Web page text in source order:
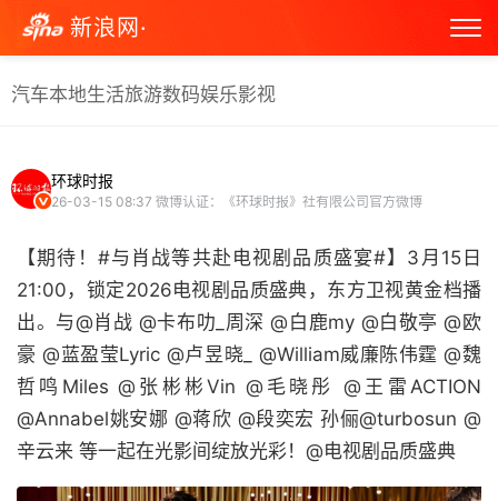
新浪网·
汽车本地生活旅游数码娱乐影视
环球时报
26-03-15 08:37 微博认证：《环球时报》社有限公司官方微博
【期待！#与肖战等共赴电视剧品质盛宴#】3月15日
21:00，锁定2026电视剧品质盛典，东方卫视黄金档播
出。与@肖战 @卡布叻_周深 @白鹿my @白敬亭 @欧
豪 @蓝盈莹Lyric @卢昱晓_ @William威廉陈伟霆 @魏
哲鸣Miles @张彬彬Vin @毛晓彤 @王雷ACTION
@Annabel姚安娜 @蒋欣 @段奕宏 孙俪@turbosun @
辛云来 等一起在光影间绽放光彩！@电视剧品质盛典